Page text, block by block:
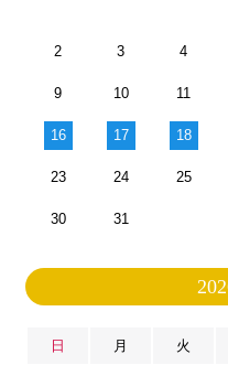
2 3 4
9 10 11
16 17 18
23 24 25
30 31
日 月 火